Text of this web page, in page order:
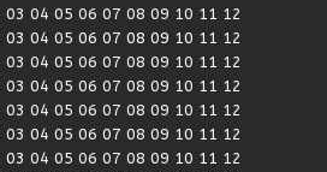
03 04 05 06 07 08 09 10 11 12
03 04 05 06 07 08 09 10 11 12
03 04 05 06 07 08 09 10 11 12
03 04 05 06 07 08 09 10 11 12
03 04 05 06 07 08 09 10 11 12
03 04 05 06 07 08 09 10 11 12
03 04 05 06 07 08 09 10 11 12